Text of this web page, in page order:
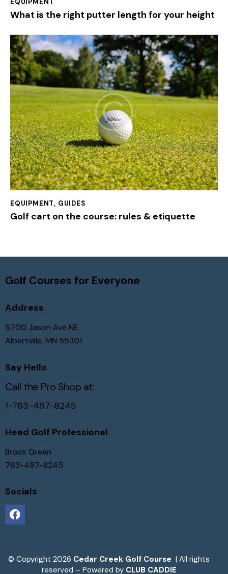
What is the right putter length for your height
EQUIPMENT, GUIDES
Golf cart on the course: rules & etiquette
Golf Courses for Everyone
Address
5700 Jason Ave NE
Albertville, MN 55301
Say Hello
Call the Pro Shop at:
1-763-497-8245
Head Golf Professional
Brock Green
763-497-8245
Socials
© Copyright 2026 Cedar Creek Golf Course | All rights
reserved – Powered by CLUB CADDIE